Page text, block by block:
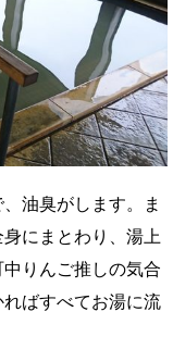
油臭がします。ま
にまとわり、湯上
りんご推しの気合
ばすべてお湯に流